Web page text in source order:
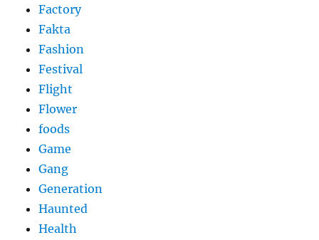
Factory
Fakta
Fashion
Festival
Flight
Flower
foods
Game
Gang
Generation
Haunted
Health